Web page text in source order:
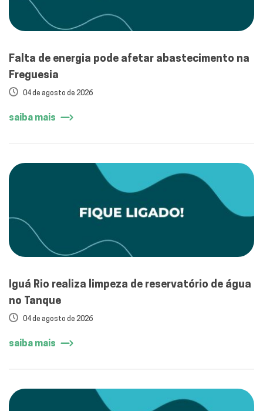
Falta de energia pode afetar abastecimento na
Freguesia
04 de agosto de 2026
saiba mais
Iguá Rio realiza limpeza de reservatório de água
no Tanque
04 de agosto de 2026
saiba mais